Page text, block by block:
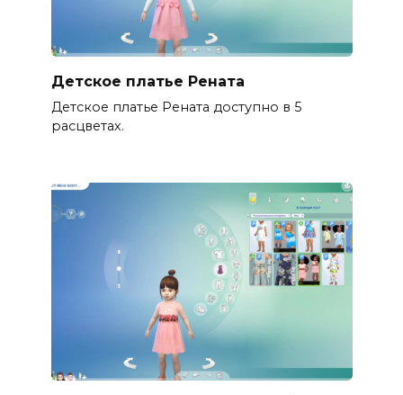
Детское платье Рената
Детское платье Рената доступно в 5
расцветах.